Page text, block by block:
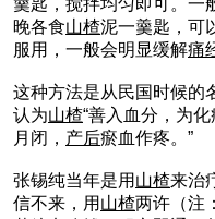
晚各食山楂泥一羹匙，可
服用，一般会明显缓解痛
这种方法是从民国时候的
认为山楂“善入血分，为
月闭， 产后瘀血作疼。”
张锡纯当年是用 山楂来治
信不来，用 山楂两许（注